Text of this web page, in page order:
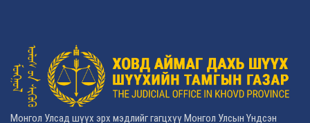
Монгол Улсад шүүх эрх мэдлийг гагцхүү Монгол Улсын Үндсэн